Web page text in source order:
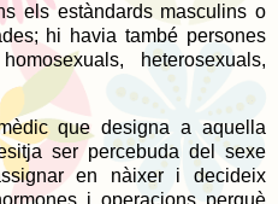
els estàndards masculins o
hi havia també persones
heterosexuals,
que designa a aquella
ser percebuda del sexe
en nàixer i decideix
i operacions perquè